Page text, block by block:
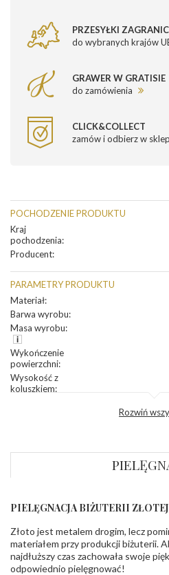
PRZESYŁKI
do wybranych krajów
GRAWER W GRATISIE
do zamówienia
CLICK&COLLECT
zamów i odbierz w
POCHODZENIE PRODUKTU
Kraj
pochodzenia:
Producent:
PARAMETRY PRODUKTU
Materiał:
Barwa wyrobu:
Masa wyrobu:
Wykończenie
powierzchni:
Wysokość z
koluszkiem:
679-
- rodzaj
Nie nadaje się dla
Rozwiń
PIELĘGNACJA BIŻUTERII
Złoto jest metalem drogim, lecz
materiałem przy produkcji biżuterii.
najdłuższy czas zachowała swoje
odpowiednio pielęgnować!